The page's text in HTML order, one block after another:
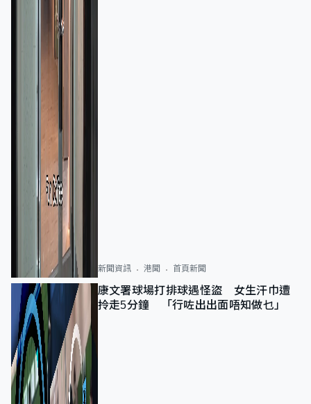
新聞資訊 港聞 首頁新聞
康文署球場打排球遇怪盜 女生汗巾遭
拎走5分鐘 「行咗出出面唔知做乜」